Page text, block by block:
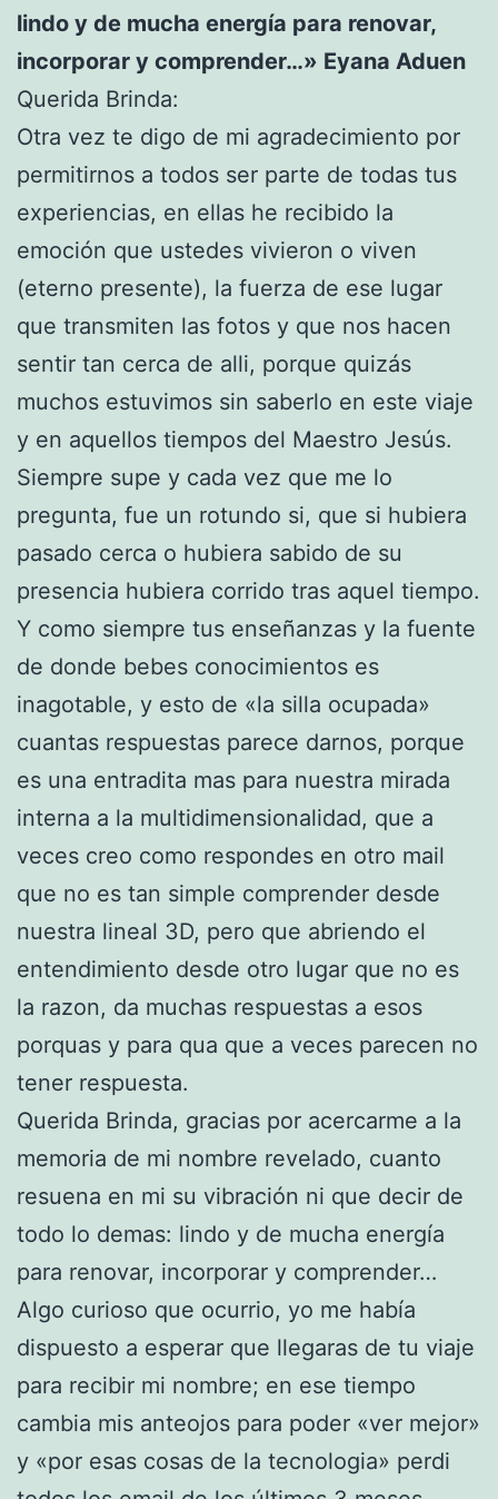
lindo y de mucha energía para renovar,
incorporar y comprender…» Eyana Aduen
Querida Brinda:
Otra vez te digo de mi agradecimiento por
permitirnos a todos ser parte de todas tus
experiencias, en ellas he recibido la
emoción que ustedes vivieron o viven
(eterno presente), la fuerza de ese lugar
que transmiten las fotos y que nos hacen
sentir tan cerca de alli, porque quizás
muchos estuvimos sin saberlo en este viaje
y en aquellos tiempos del Maestro Jesús.
Siempre supe y cada vez que me lo
pregunta, fue un rotundo si, que si hubiera
pasado cerca o hubiera sabido de su
presencia hubiera corrido tras aquel tiempo.
Y como siempre tus enseñanzas y la fuente
de donde bebes conocimientos es
inagotable, y esto de «la silla ocupada»
cuantas respuestas parece darnos, porque
es una entradita mas para nuestra mirada
interna a la multidimensionalidad, que a
veces creo como respondes en otro mail
que no es tan simple comprender desde
nuestra lineal 3D, pero que abriendo el
entendimiento desde otro lugar que no es
la razon, da muchas respuestas a esos
porquas y para qua que a veces parecen no
tener respuesta.
Querida Brinda, gracias por acercarme a la
memoria de mi nombre revelado, cuanto
resuena en mi su vibración ni que decir de
todo lo demas: lindo y de mucha energía
para renovar, incorporar y comprender…
Algo curioso que ocurrio, yo me había
dispuesto a esperar que llegaras de tu viaje
para recibir mi nombre; en ese tiempo
cambia mis anteojos para poder «ver mejor»
y «por esas cosas de la tecnologia» perdi